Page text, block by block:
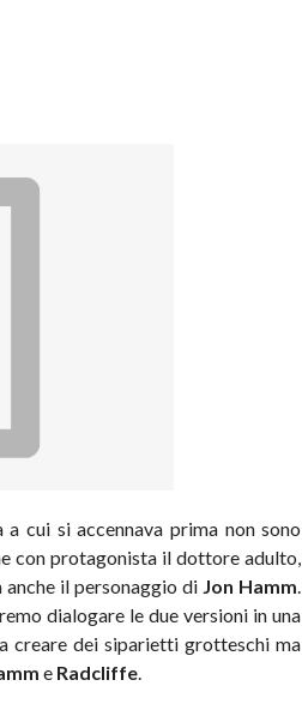
cui si accennava prima non sono
con protagonista il dottore adulto,
il personaggio di Jon Hamm.
dialogare le due versioni in una
creare dei siparietti grotteschi ma
e Radcliffe.